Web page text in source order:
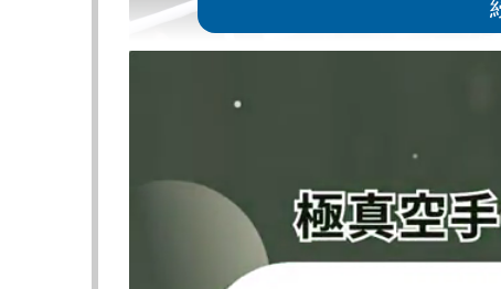
ロッタンからダウンを奪った武尊
『ONE SAMURAI 1』
2026年4月29日（水・祝）東京・有明アリーナ